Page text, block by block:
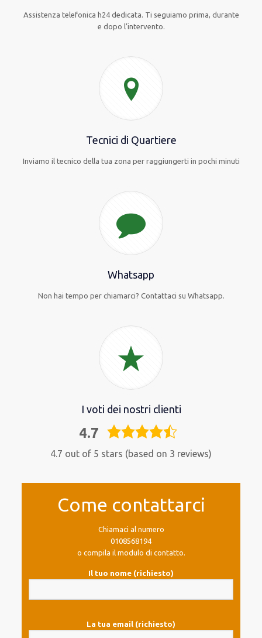
Assistenza telefonica h24 dedicata. Ti seguiamo prima, durante
e dopo l’intervento.
Tecnici di Quartiere
Inviamo il tecnico della tua zona per raggiungerti in pochi minuti
Whatsapp
Non hai tempo per chiamarci? Contattaci su Whatsapp.
I voti dei nostri clienti
4.7
4,7
4.7 out of 5 stars (based on 3 reviews)
Come contattarci
Chiamaci al numero
0108568194
o compila il modulo di contatto.
Il tuo nome (richiesto)
La tua email (richiesto)